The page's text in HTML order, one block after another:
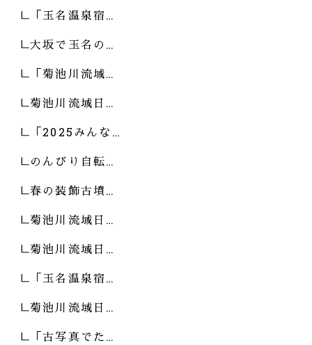
「玉名温泉宿…
大坂で玉名の…
「菊池川流域…
菊池川流域日…
「2025みんな…
のんびり自転…
春の装飾古墳…
菊池川流域日…
菊池川流域日…
「玉名温泉宿…
菊池川流域日…
「古写真でた…